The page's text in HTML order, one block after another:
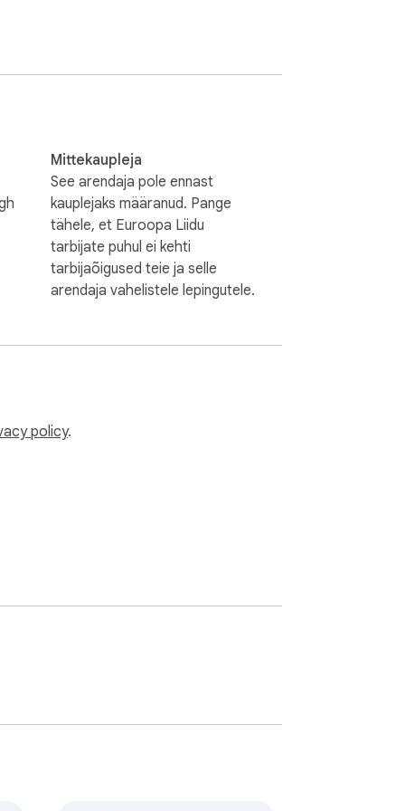
auditi.
veebisaidi https://semalt.com/
võtit ega läbima tonne pealetükkivaid
Website Checker ikoonil. Saate selle
otsite või navigeerite veebisaitidel.
või minge meie tugilehele -
Mittekaupleja
See arendaja pole ennast
kauplejaks määranud. Pange
tähele, et Euroopa Liidu
tarbijate puhul ei kehti
tarbijaõigused teie ja selle
arendaja vahelistele lepingutele.
policy.